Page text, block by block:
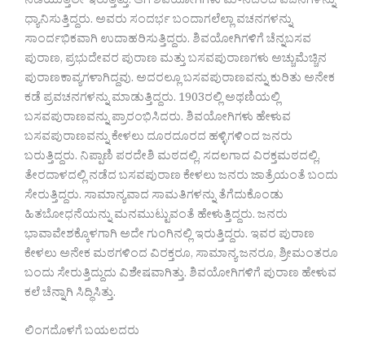
ಧ್ಯಾನಿಸುತ್ತಿದ್ದರು. ಅವರು ಸಂದರ್ಭ ಬಂದಾಗಲೆಲ್ಲಾ ವಚನಗಳನ್ನು
ಸಾಂರ್ದಭಿಕವಾಗಿ ಉದಾಹರಿಸುತ್ತಿದ್ದರು. ಶಿವಯೋಗಿಗಳಿಗೆ ಚೆನ್ನಬಸವ
ಪುರಾಣ, ಪ್ರಭುದೇವರ ಪುರಾಣ ಮತ್ತು ಬಸವಪುರಾಣಗಳು ಅಚ್ಚುಮೆಚ್ಚಿನ
ಪುರಾಣಕಾವ್ಯಗಳಾಗಿದ್ದವು. ಅದರಲ್ಲೂ ಬಸವಪುರಾಣವನ್ನು ಕುರಿತು ಅನೇಕ
ಕಡೆ ಪ್ರವಚನಗಳನ್ನು ಮಾಡುತ್ತಿದ್ದರು. 1903ರಲ್ಲಿ ಅಥಣಿಯಲ್ಲಿ
ಬಸವಪುರಾಣವನ್ನು ಪ್ರಾರಂಭಿಸಿದರು. ಶಿವಯೋಗಿಗಳು ಹೇಳುವ
ಬಸವಪುರಾಣವನ್ನು ಕೇಳಲು ದೂರದೂರದ ಹಳ್ಳಿಗಳಿಂದ ಜನರು
ಬರುತ್ತಿದ್ದರು. ನಿಪ್ಪಾಣಿ ಪರದೇಶಿ ಮಠದಲ್ಲಿ, ಸದಲಗಾದ ವಿರಕ್ತಮಠದಲ್ಲಿ,
ತೇರದಾಳದಲ್ಲಿ ನಡೆದ ಬಸವಪುರಾಣ ಕೇಳಲು ಜನರು ಜಾತ್ರೆಯಂತೆ ಬಂದು
ಸೇರುತ್ತಿದ್ದರು. ಸಾಮಾನ್ಯವಾದ ಸಾಮತಿಗಳನ್ನು ತೆಗೆದುಕೊಂಡು
ಹಿತಬೋಧನೆಯನ್ನು ಮನಮುಟ್ಟುವಂತೆ ಹೇಳುತ್ತಿದ್ದರು. ಜನರು
ಭಾವಾವೇಶಕ್ಕೊಳಗಾಗಿ ಅದೇ ಗುಂಗಿನಲ್ಲಿ ಇರುತ್ತಿದ್ದರು. ಇವರ ಪುರಾಣ
ಕೇಳಲು ಅನೇಕ ಮಠಗಳಿಂದ ವಿರಕ್ತರೂ, ಸಾಮಾನ್ಯ ಜನರೂ, ಶ್ರೀಮಂತರೂ
ಬಂದು ಸೇರುತ್ತಿದ್ದುದು ವಿಶೇಷವಾಗಿತ್ತು. ಶಿವಯೋಗಿಗಳಿಗೆ ಪುರಾಣ ಹೇಳುವ
ಕಲೆ ಚೆನ್ನಾಗಿ ಸಿದ್ಧಿಸಿತ್ತು.
ಲಿಂಗದೊಳಗೆ ಬಯಲದರು